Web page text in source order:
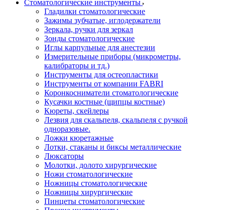
Стоматологические инструменты
Гладилки стоматологические
Зажимы зубчатые, иглодержатели
Зеркала, ручки для зеркал
Зонды стоматологические
Иглы карпульные для анестезии
Измерительные приборы (микрометры,
калибраторы и тд.)
Инструменты для остеопластики
Инструменты от компании FABRI
Коронкосниматели стоматологические
Кусачки костные (щипцы костные)
Кюреты, скейлеры
Лезвия для скальпеля, скальпеля с ручкой
одноразовые.
Ложки кюретажные
Лотки, стаканы и биксы металлические
Люксаторы
Молотки, долото хирургические
Ножи стоматологические
Ножницы стоматологические
Ножницы хирургические
Пинцеты стоматологические